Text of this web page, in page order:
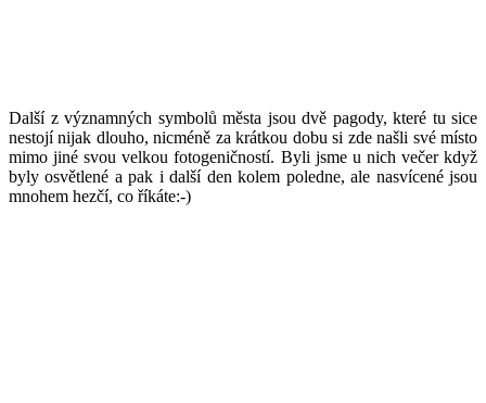
Další z významných symbolů města jsou dvě pagody, které tu sice
nestojí nijak dlouho, nicméně za krátkou dobu si zde našli své místo
mimo jiné svou velkou fotogeničností. Byli jsme u nich večer když
byly osvětlené a pak i další den kolem poledne, ale nasvícené jsou
mnohem hezčí, co říkáte:-)